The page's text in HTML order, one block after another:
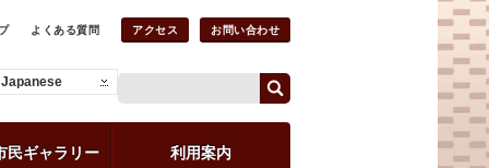
よくある質問 アクセス お問い合わせ
Japanese
民ギャラリー 利用案内